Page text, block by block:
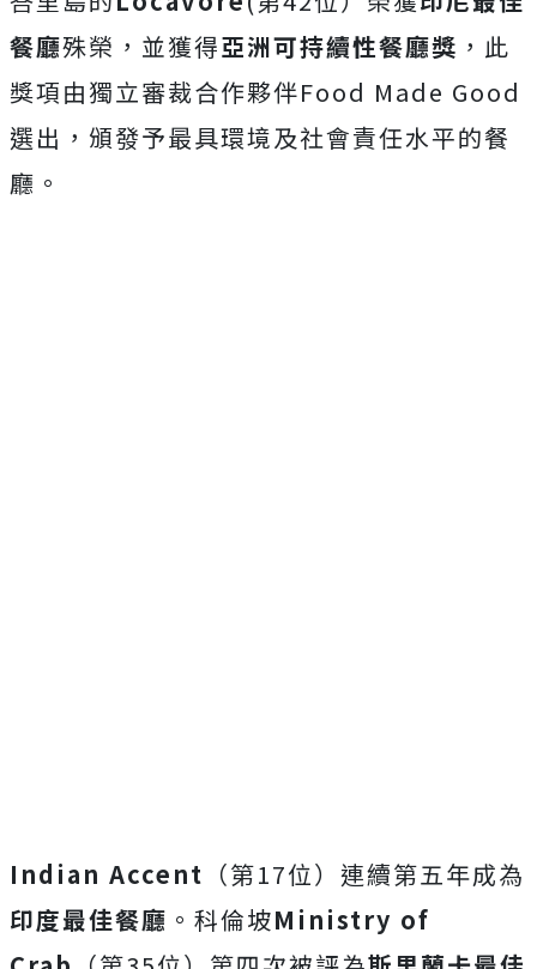
餐廳殊榮，並獲得亞洲可持續性餐廳獎 ，此
獎項由獨立審裁合作夥伴Food Made Good
選出，頒發予最具環境及社會責任水平的餐
廳。
Indian Accent （第17位）連續第五年成為
印度最佳餐廳 。科倫坡Ministry of